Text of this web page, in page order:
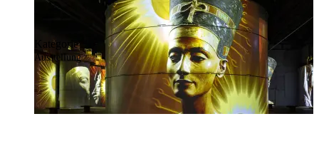
Kategorie
Ausstellung